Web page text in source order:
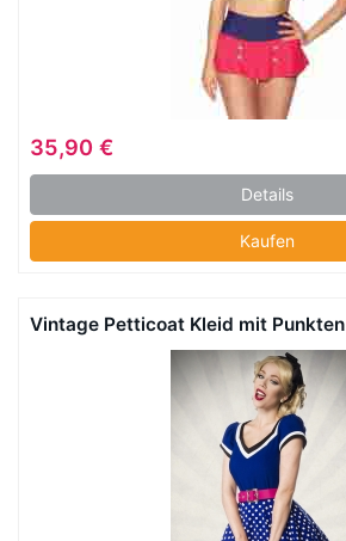
35,90 €
Details
Kaufen
Vintage Petticoat Kleid mit Punkten